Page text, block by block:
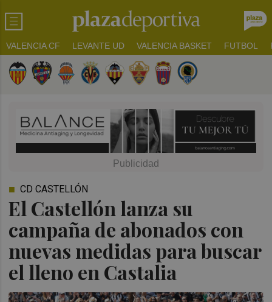
VALENCIA CF LEVANTE UD VALENCIA BASKET FUTBOL
El Castellón lanza su
campaña de abonados con
nuevas medidas para buscar
el lleno en Castalia
CD CASTELLÓN